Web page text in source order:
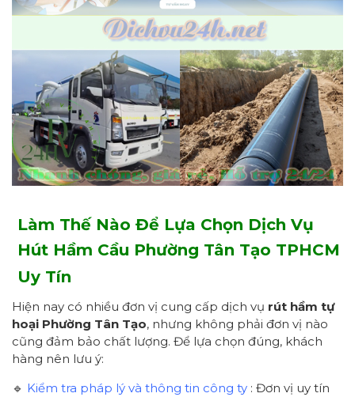
Làm Thế Nào Để Lựa Chọn Dịch Vụ
Hút Hầm Cầu Phường Tân Tạo TPHCM
Uy Tín
Hiện nay có nhiều đơn vị cung cấp dịch vụ rút hầm tự
hoại Phường Tân Tạo, nhưng không phải đơn vị nào
cũng đảm bảo chất lượng. Để lựa chọn đúng, khách
hàng nên lưu ý:
🔹 Kiểm tra pháp lý và thông tin công ty : Đơn vị uy tín